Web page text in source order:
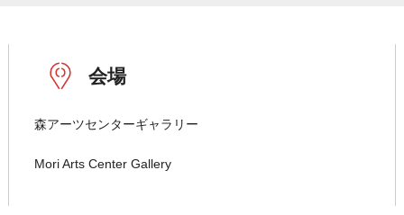
会場
森アーツセンターギャラリー
Mori Arts Center Gallery